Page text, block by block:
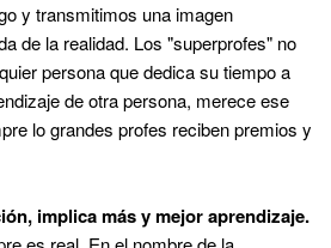
y transmitimos una imagen
de la realidad. Los "superprofes" no
persona que dedica su tiempo a
de otra persona, merece ese
lo grandes profes reciben premios y
implica más y mejor aprendizaje.